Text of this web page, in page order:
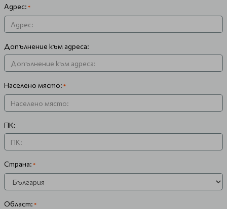
Адрес:
Допълнение към адреса:
Населено място:
ПК:
Страна:
Област: